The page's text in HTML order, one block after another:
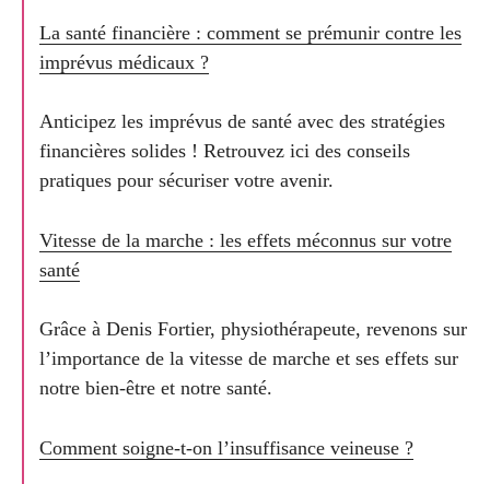
La santé financière : comment se prémunir contre les
imprévus médicaux ?
Anticipez les imprévus de santé avec des stratégies
financières solides ! Retrouvez ici des conseils
pratiques pour sécuriser votre avenir.
Vitesse de la marche : les effets méconnus sur votre
santé
Grâce à Denis Fortier, physiothérapeute, revenons sur
l’importance de la vitesse de marche et ses effets sur
notre bien-être et notre santé.
Comment soigne-t-on l’insuffisance veineuse ?